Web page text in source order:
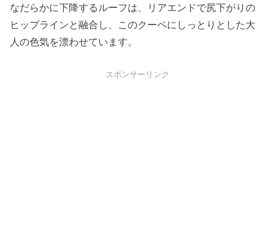
なだらかに下降するルーフは、リアエンドで尻下がりの
ヒップラインと融合し、このクーペにしっとりとした大
人の色気を漂わせています。
スポンサーリンク